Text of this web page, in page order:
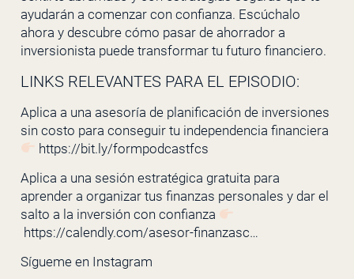
ayudarán a comenzar con confianza. Escúchalo
ahora y descubre cómo pasar de ahorrador a
inversionista puede transformar tu futuro financiero.
LINKS RELEVANTES PARA EL EPISODIO:
Aplica a una asesoría de planificación de inversiones
sin costo para conseguir tu independencia financiera
https://bit.ly/formpodcastfcs
Aplica a una sesión estratégica gratuita para
aprender a organizar tus finanzas personales y dar el
salto a la inversión con confianza
https://calendly.com/asesor-finanzasc…
Sígueme en Instagram